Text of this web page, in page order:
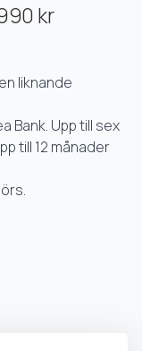
kr
liknande
Bank. Upp till sex
till 12 månader